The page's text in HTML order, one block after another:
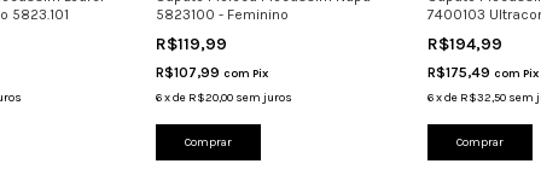
5823.101
5823100 - Feminino
R$119,99
R$107,99 com Pix
6xde R$20,00 sem juros
Comprar
7400103
R$194,99
R$175,49 com Pix
6xde R$32,50 sem
Comprar